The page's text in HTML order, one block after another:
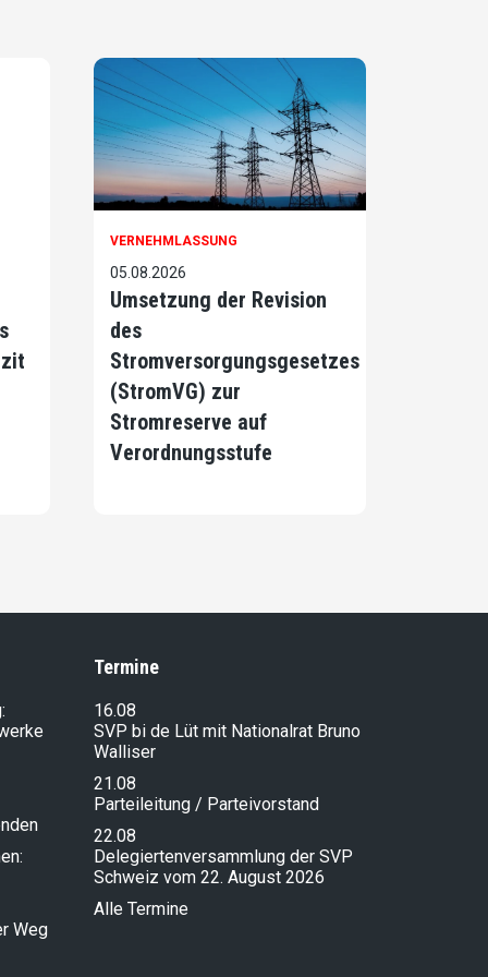
VERNEHMLASSUNG
05.08.2026
Umsetzung der Revision
des
Stromversorgungsgesetzes
(StromVG) zur
Stromreserve auf
Verordnungsstufe
Weg
Termine
16.08
SVP bi de Lüt mit Nationalrat Bruno
Walliser
21.08
Parteileitung / Parteivorstand
22.08
Delegiertenversammlung der SVP
Schweiz vom 22. August 2026
Alle Termine